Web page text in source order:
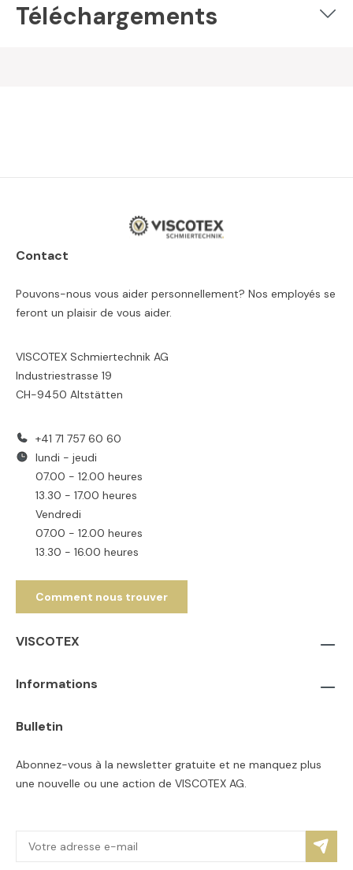
Téléchargements
Contact
Pouvons-nous vous aider personnellement? Nos employés se
feront un plaisir de vous aider.
VISCOTEX Schmiertechnik AG
Industriestrasse 19
CH-9450 Altstätten
+41 71 757 60 60
lundi - jeudi
07.00 - 12.00 heures
13.30 - 17.00 heures
Vendredi
07.00 - 12.00 heures
13.30 - 16.00 heures
Comment nous trouver
VISCOTEX
Informations
Bulletin
Abonnez-vous à la newsletter gratuite et ne manquez plus
une nouvelle ou une action de VISCOTEX AG.